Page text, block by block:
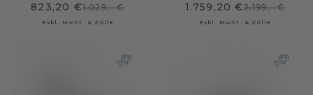
823,20 €1.029,- €
Exkl. MwSt. & Zölle
1.759,20 €2.199,- €
Exkl. MwSt. & Zölle